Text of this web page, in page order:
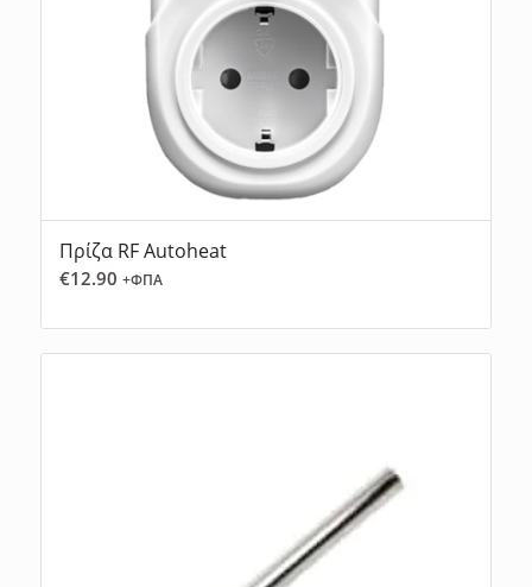
Πρίζα RF Autoheat
€12.90 +ΦΠΑ